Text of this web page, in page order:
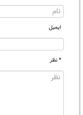
ایمیل
* نظر